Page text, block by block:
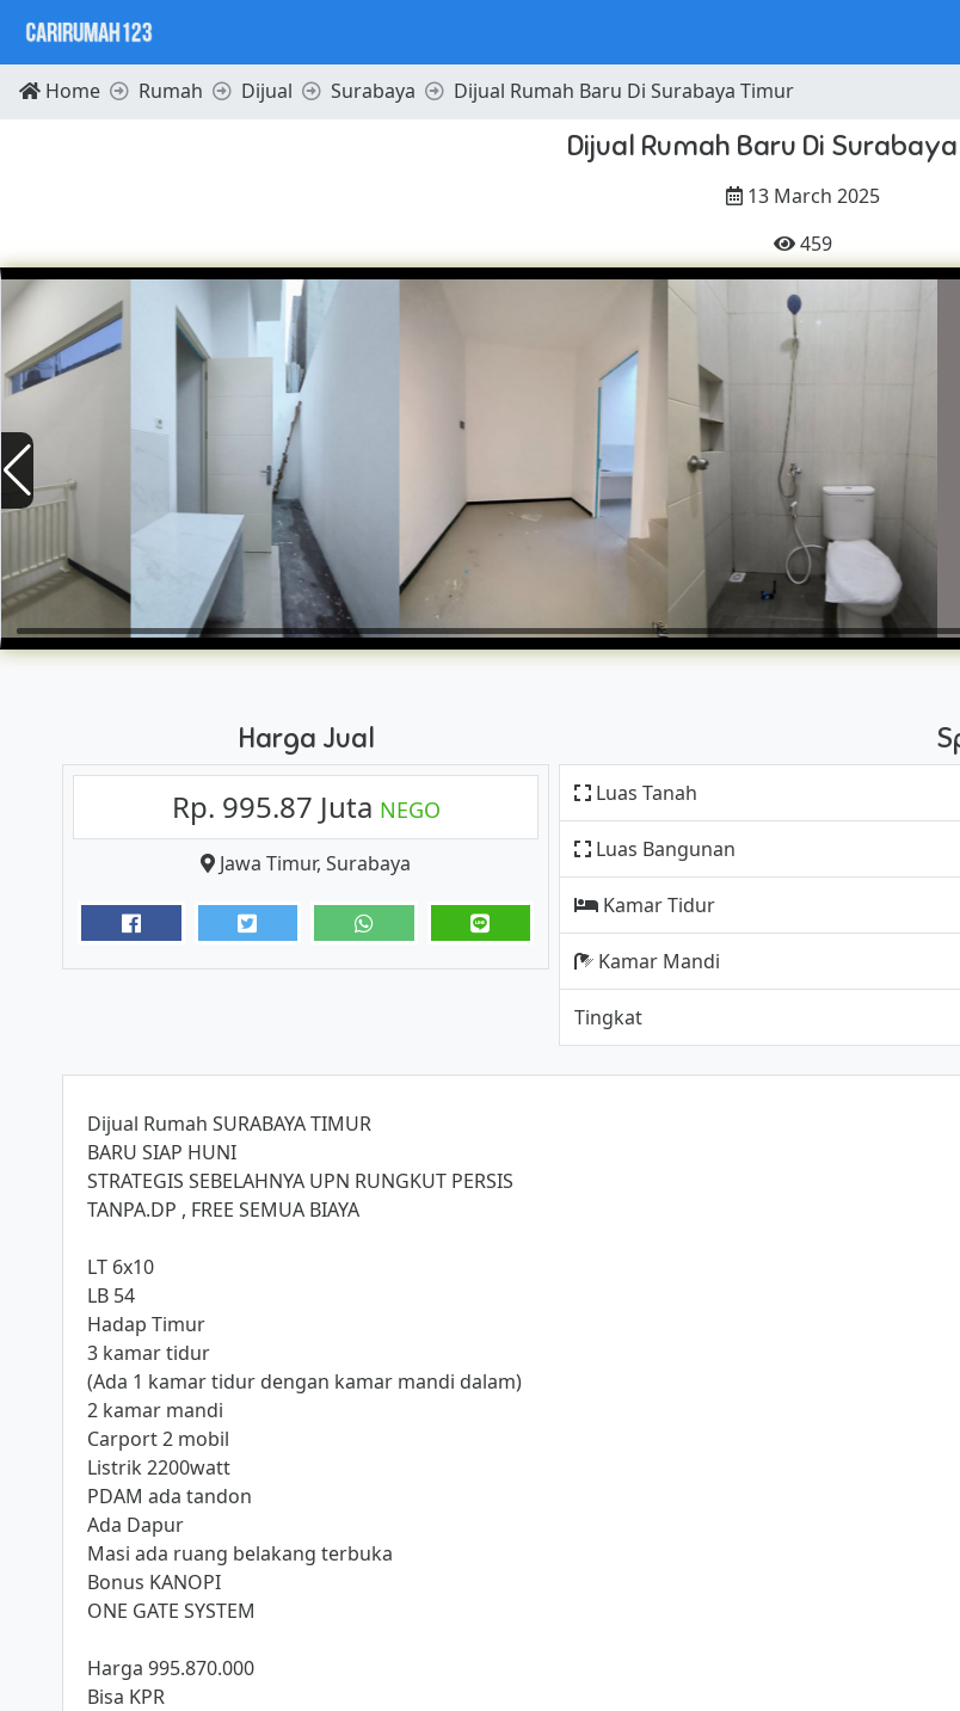
Home Rumah Dijual Surabaya Dijual Rumah Baru Di Surabaya Timur
Dijual Rumah Baru Di
13 March 2025
459
Harga Jual
Rp. 995.87 Juta NEGO
Jawa Timur, Surabaya
Luas Tanah
Luas Bangunan
Kamar Tidur
Kamar Mandi
Tingkat
Dijual Rumah SURABAYA TIMUR
BARU SIAP HUNI
STRATEGIS SEBELAHNYA UPN RUNGKUT PERSIS
TANPA.DP , FREE SEMUA BIAYA
LT 6x10
LB 54
Hadap Timur
3 kamar tidur
(Ada 1 kamar tidur dengan kamar mandi dalam)
2 kamar mandi
Carport 2 mobil
Listrik 2200watt
PDAM ada tandon
Ada Dapur
Masi ada ruang belakang terbuka
Bonus KANOPI
ONE GATE SYSTEM
Harga 995.870.000
Bisa KPR